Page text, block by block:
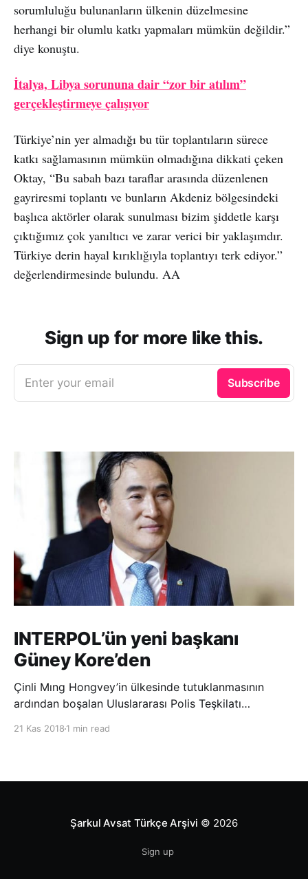
sorumluluğu bulunanların ülkenin düzelmesine
herhangi bir olumlu katkı yapmaları mümkün değildir.”
diye konuştu.
İtalya, Libya sorununa dair “zor bir atılım”
gerçekleştirmeye çalışıyor
Türkiye’nin yer almadığı bu tür toplantıların sürece
katkı sağlamasının mümkün olmadığına dikkati çeken
Oktay, “Bu sabah bazı taraflar arasında düzenlenen
gayriresmi toplantı ve bunların Akdeniz bölgesindeki
başlıca aktörler olarak sunulması bizim şiddetle karşı
çıktığımız çok yanıltıcı ve zarar verici bir yaklaşımdır.
Türkiye derin hayal kırıklığıyla toplantıyı terk ediyor.”
değerlendirmesinde bulundu. AA
Sign up for more like this.
Enter your email Subscribe
INTERPOL’ün yeni başkanı
Güney Kore’den
Çinli Mıng Hongvey’in ülkesinde tutuklanmasının
ardından boşalan Uluslararası Polis Teşkilatı
21 Kas 2018 1 min read
Şarkul Avsat Türkçe Arşivi © 2026
Sign up